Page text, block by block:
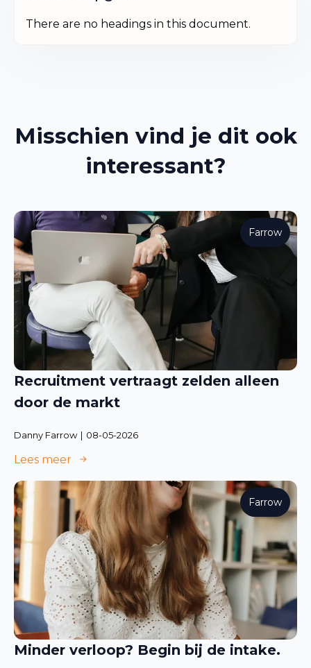
There are no headings in this document.
Misschien vind je dit ook
interessant?
Recruitment vertraagt zelden alleen
door de markt
Danny Farrow 08-05-2026
Farrow
Lees meer
Minder verloop? Begin bij de intake.
Farrow